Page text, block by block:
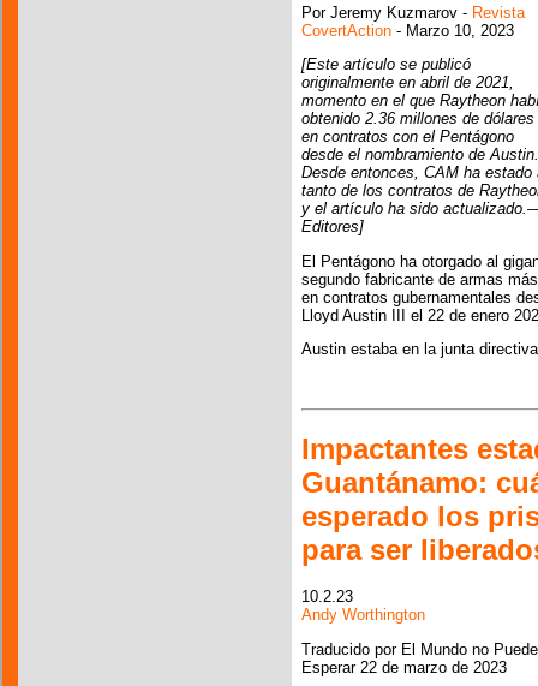
Por Jeremy Kuzmarov - Revista
CovertAction - Marzo 10, 2023
[Este artículo se publicó
originalmente en abril de 2021,
momento en el que Raytheon
obtenido 2.36 millones de dólares
en contratos con el Pentágono
desde el nombramiento de Austin.
Desde entonces, CAM ha estado
tanto de los contratos de
y el artículo ha sido
Editores]
El Pentágono ha otorgado al
segundo fabricante de armas
en contratos gubernamentales
Lloyd Austin III el 22 de enero
Austin estaba en la junta
Impactantes
Guantánamo:
esperado los
para ser
10.2.23
Andy Worthington
Traducido por El Mundo no Puede
Esperar 22 de marzo de 2023